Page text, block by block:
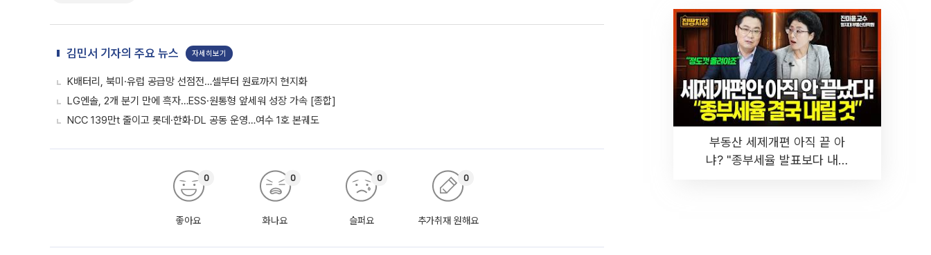
김민서 기자의 주요 뉴스 자세히보기
K배터리, 북미·유럽 공급망 선점전…셀부터 원료까지 현지화
LG엔솔, 2개 분기 만에 흑자…ESS·원통형 앞세워 성장 가속 [종합]
NCC 139만t 줄이고 롯데·한화·DL 공동 운영…여수 1호 본궤도
좋아요
0
화나요
0
슬퍼요
0
추가취재 원해요
0
부동산 세제개편 아직 끝 아
냐? "종부세율 발표보다 내릴